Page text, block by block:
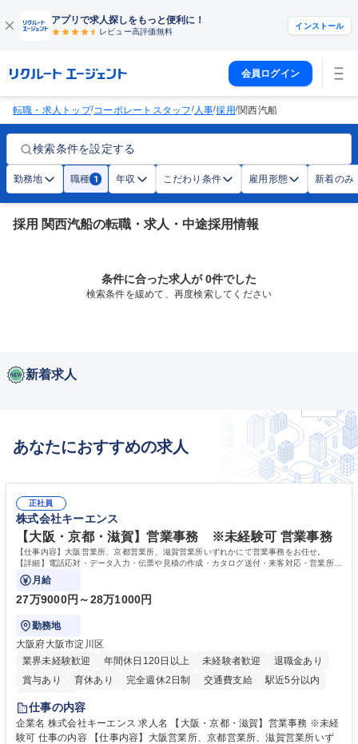
アプリで求人探しをもっと便利に！
レビュー高評価無料
インストール
会員ログイン
転職・求人トップ/コーポレートスタッフ/人事/採用/関西汽船
検索条件を設定する
勤務地 職種 1 年収 こだわり条件 雇用形態 新着のみ
採用 関西汽船の転職・求人・中途採用情報
条件に合った求人が 0件でした
検索条件を緩めて、再度検索してください
新着求人
あなたにおすすめの求人
正社員
株式会社キーエンス
【大阪・京都・滋賀】営業事務 ※未経験可 営業事務
【仕事内容】大阪営業所、京都営業所、滋賀営業所いずれかにて営業事務をお任せ。
【詳細】電話応対・データ入力・伝票や見積の作成・カタログ送付・来客対応・営業所内
で発生する事務業務や業務改善をお任せ。
月給
27万9000円～28万1000円
勤務地
大阪府大阪市淀川区
業界未経験歓迎
年間休日120日以上 未経験者歓迎
退職金あり
賞与あり
育休あり 完全週休2日制 交通費支給
駅近5分以内
土日祝休み
仕事の内容
企業名 株式会社キーエンス 求人名 【大阪・京都・滋賀】営業事務 ※未経
験可 仕事の内容 【仕事内容】大阪営業所、京都営業所、滋賀営業所いず